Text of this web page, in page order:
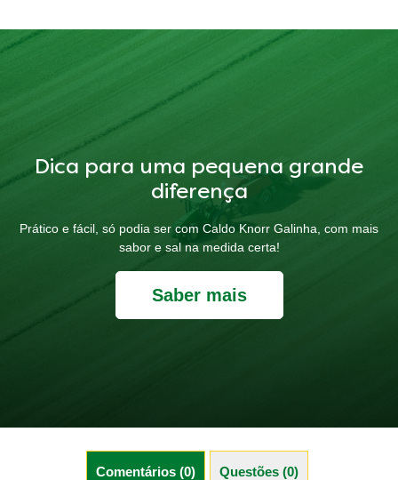
Dica para uma pequena grande
diferença
Prático e fácil, só podia ser com Caldo Knorr Galinha, com mais
sabor e sal na medida certa!
Saber mais
Comentários (0) Questões (0)